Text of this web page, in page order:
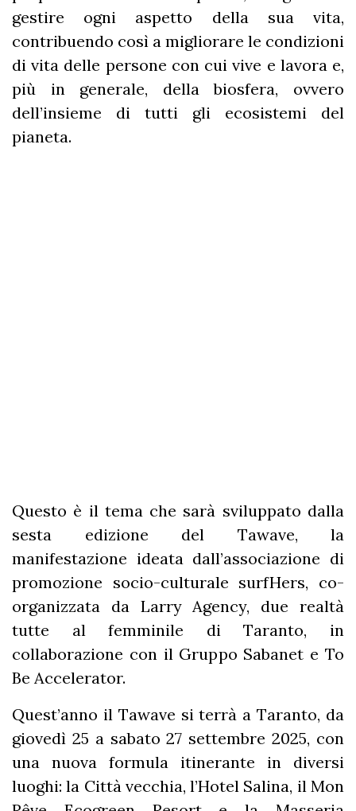
gestire ogni aspetto della sua vita,
contribuendo così a migliorare le condizioni
di vita delle persone con cui vive e lavora e,
più in generale, della biosfera, ovvero
dell’insieme di tutti gli ecosistemi del
pianeta.
Questo è il tema che sarà sviluppato dalla
sesta edizione del Tawave, la
manifestazione ideata dall’associazione di
promozione socio-culturale surfHers, co-
organizzata da Larry Agency, due realtà
tutte al femminile di Taranto, in
collaborazione con il Gruppo Sabanet e To
Be Accelerator.
Quest’anno il Tawave si terrà a Taranto, da
giovedì 25 a sabato 27 settembre 2025, con
una nuova formula itinerante in diversi
luoghi: la Città vecchia, l’Hotel Salina, il Mon